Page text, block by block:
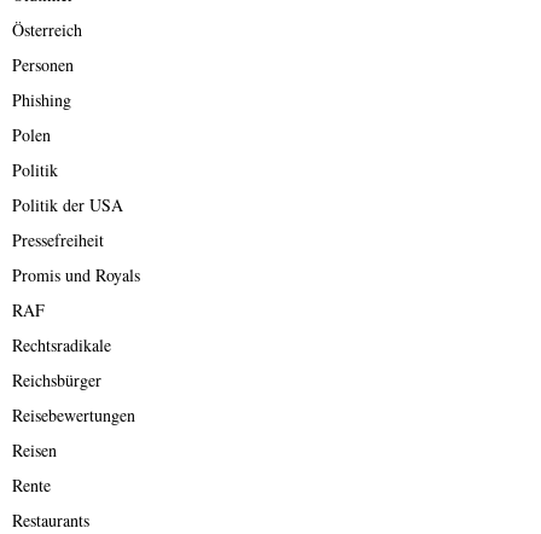
Österreich
Personen
Phishing
Polen
Politik
Politik der USA
Pressefreiheit
Promis und Royals
RAF
Rechtsradikale
Reichsbürger
Reisebewertungen
Reisen
Rente
Restaurants